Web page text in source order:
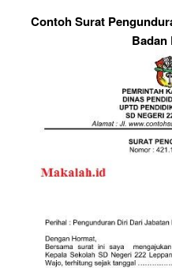
Contoh Surat
Badan